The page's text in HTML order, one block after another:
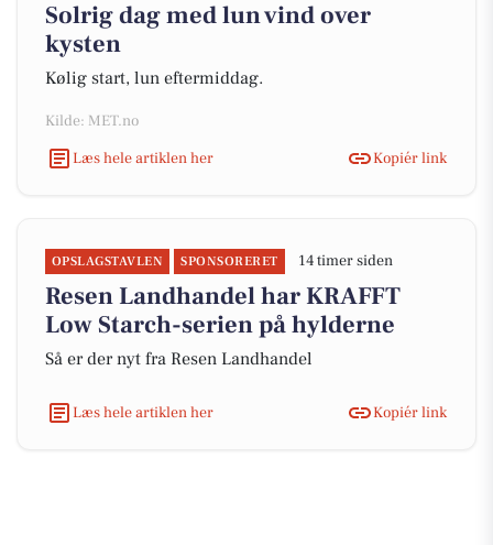
Solrig dag med lun vind over
kysten
Kølig start, lun eftermiddag.
Kilde: MET.no
Læs hele artiklen her
Kopiér link
OPSLAGSTAVLEN SPONSORERET 14 timer siden
Resen Landhandel har KRAFFT
Low Starch-serien på hylderne
Så er der nyt fra Resen Landhandel
Læs hele artiklen her Kopiér link